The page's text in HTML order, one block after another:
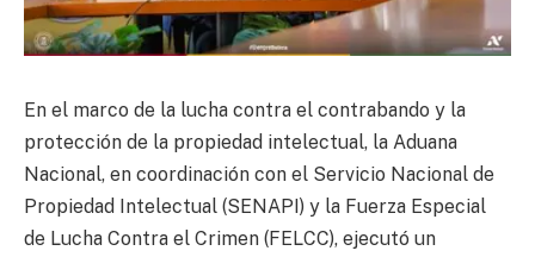
En el marco de la lucha contra el contrabando y la
protección de la propiedad intelectual, la Aduana
Nacional, en coordinación con el Servicio Nacional de
Propiedad Intelectual (SENAPI) y la Fuerza Especial
de Lucha Contra el Crimen (FELCC), ejecutó un